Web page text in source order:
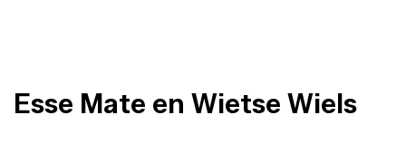
Esse Mate en Wietse Wiels